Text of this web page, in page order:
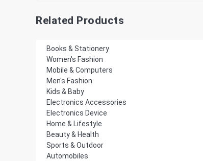
Related Products
Books & Stationery
Women's Fashion
Mobile & Computers
Men's Fashion
Kids & Baby
Electronics Accessories
Electronics Device
Home & Lifestyle
Beauty & Health
Sports & Outdoor
Automobiles